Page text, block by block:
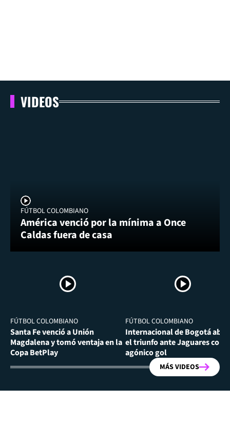
VIDEOS
FÚTBOL COLOMBIANO
América venció por la mínima a Once
Caldas fuera de casa
FÚTBOL COLOMBIANO
Santa Fe venció a Unión
Magdalena y tomó ventaja en la
Copa BetPlay
FÚTBOL COLOMBIANO
Internacional de Bogotá
el triunfo ante Jaguares con
agónico gol
MÁS VIDEOS